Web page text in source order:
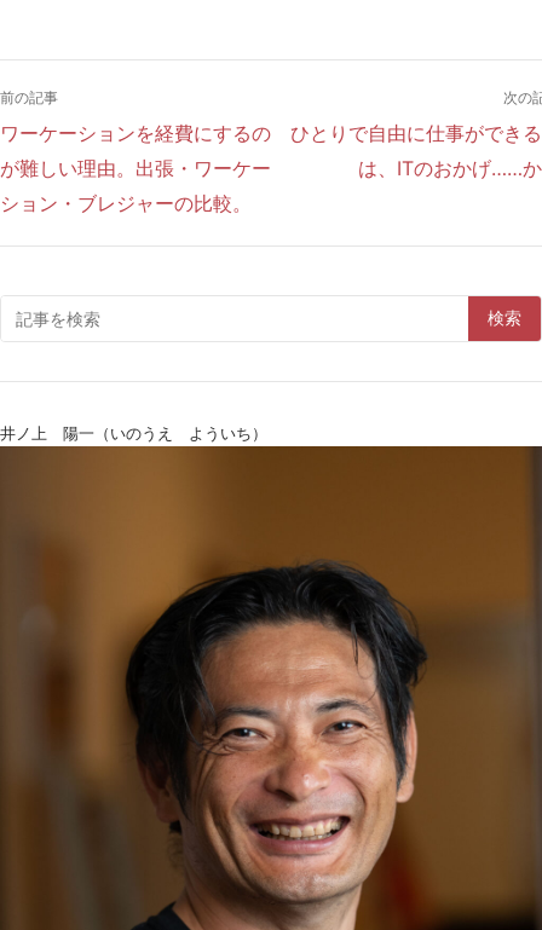
前の記事
ワーケーションを経費にするの
が難しい理由。出張・ワーケー
ション・ブレジャーの比較。
次の
ひとりで自由に仕事ができ
は、ITのおかげ……
検索
井ノ上 陽一（いのうえ よういち）